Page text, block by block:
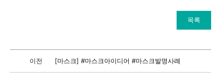
목록
이전 [마스크] #마스크아이디어 #마스크발명사례